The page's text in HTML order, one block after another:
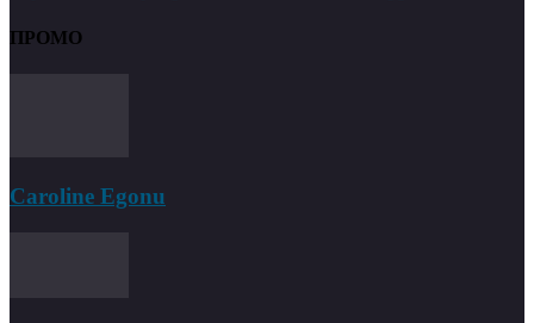
ПРОМО
Caroline Egonu